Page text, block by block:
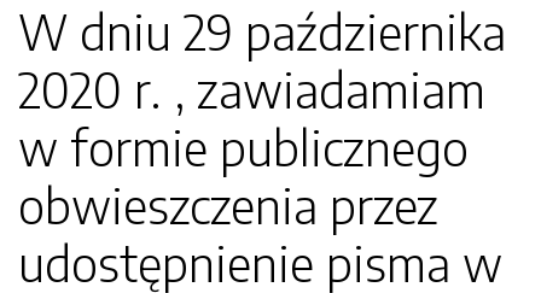
W dniu 29 października
2020 r. , zawiadamiam
w formie publicznego
obwieszczenia przez
udostępnienie pisma w